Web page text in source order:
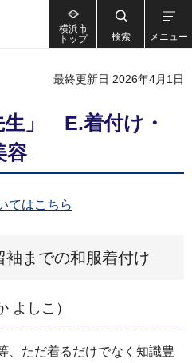
横浜市
トップ
検索 メニュー
最終更新日 2026年4月1日
生」 E.着付け・
容
てはこちら
袖までの和服着付け
よしこ）
、ただ着るだけでなく知識豊